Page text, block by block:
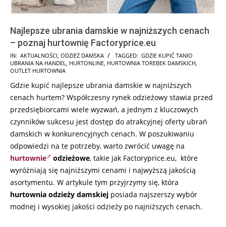
Najlepsze ubrania damskie w najniższych cenach
– poznaj hurtownię Factoryprice.eu
2025-
12-
IN: AKTUALNOŚCI, ODZIEŻ DAMSKA TAGGED: GDZIE KUPIĆ TANIO
UBRANIA NA HANDEL, HURTONLINE, HURTOWNIA TOREBEK DAMSKICH,
OUTLET HURTOWNIA
Gdzie kupić najlepsze ubrania damskie w najniższych
cenach hurtem? Współczesny rynek odzieżowy stawia przed
przedsiębiorcami wiele wyzwań, a jednym z kluczowych
czynników sukcesu jest dostęp do atrakcyjnej oferty ubrań
damskich w konkurencyjnych cenach. W poszukiwaniu
odpowiedzi na te potrzeby, warto zwrócić uwagę na
hurtownie
odzieżowe, takie jak Factoryprice.eu, które
wyróżniają się najniższymi cenami i najwyższą jakością
asortymentu. W artykule tym przyjrzymy się, która
hurtownia odzieży damskiej posiada najszerszy wybór
modnej i wysokiej jakości odzieży po najniższych cenach.